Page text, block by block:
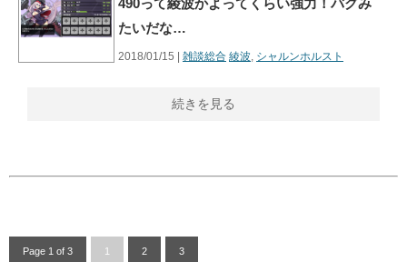
490って綾波かよってくらい強力！バグみ
たいだな…
2018/01/15 | 雑談総合 綾波, シャルンホルスト
続きを見る
Page 1 of 3 1 2 3